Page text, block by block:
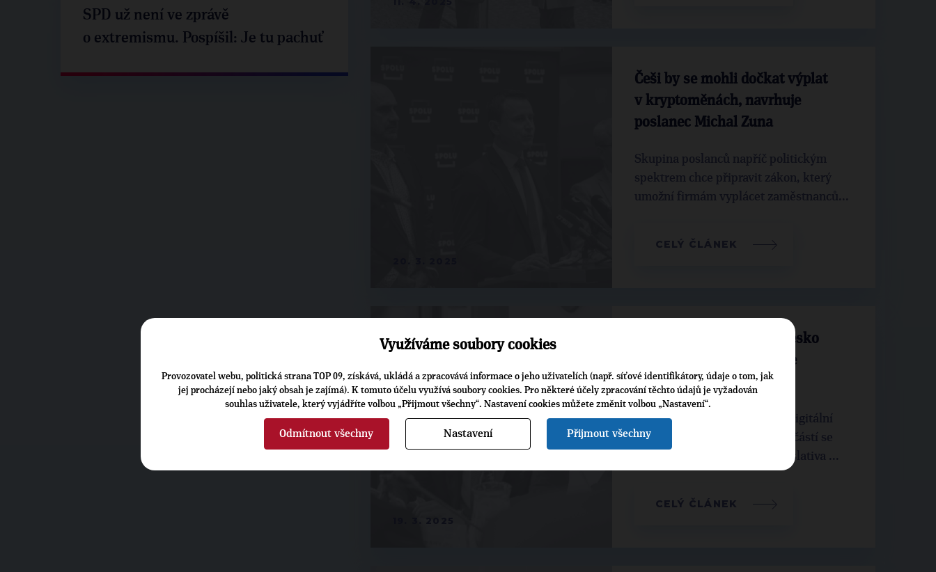
SPD už není ve zprávě
o extremismu. Pospíšil: Je tu pachuť
Češi by se mohli dočkat výplat
v kryptoměnách, navrhuje
poslanec Michal Zuna
Skupina poslanců napříč politickým
spektrem chce připravit zákon, který
umožní firmám vyplácet zaměstnanců...
CELÝ ČLÁNEK
Poslanec Michal Zuna: Česko
naplňuje potenciál stát se
kryptovelmocí
Česko se posouvá k moderní digitální
ekonomice, jejíž nedílnou součástí se
stávají kryptoměny. Nová legislativa ...
CELÝ ČLÁNEK
Využíváme soubory cookies
Provozovatel webu, politická strana TOP 09, získává, ukládá a zpracovává informace o jeho uživatelích (např. síťové identifikátory, údaje o tom, jak
jej procházejí nebo jaký obsah je zajímá). K tomuto účelu využívá soubory cookies. Pro některé účely zpracování těchto údajů je vyžadován
souhlas uživatele, který vyjádříte volbou „Přijmout všechny“. Nastavení cookies můžete změnit volbou „Nastavení“.
Odmítnout všechny Nastavení Přijmout všechny